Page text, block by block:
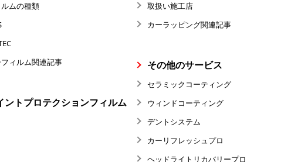
ムの種類
ィルム関連記事
ントプロテクションフィルム
取扱い施工店
カーラッピング関連記事
その他のサービス
セラミックコーティング
ウィンドコーティング
デントシステム
カーリフレッシュプロ
ヘッドライトリカバリープロ